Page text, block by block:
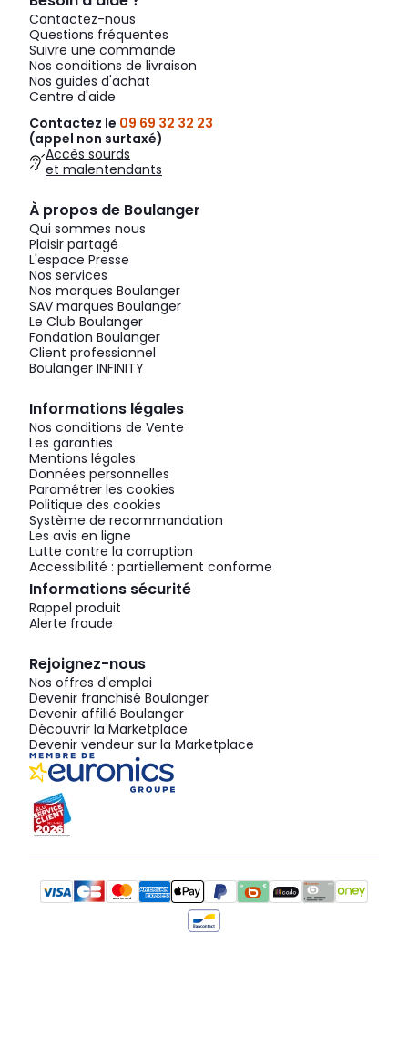
Contactez-nous
Questions fréquentes
Suivre une commande
Nos conditions de livraison
Nos guides d'achat
Centre d'aide
Contactez le 09 69 32 32 23
(appel non surtaxé)
Accès sourds
et malentendants
À propos de Boulanger
Qui sommes nous
Plaisir partagé
L'espace Presse
Nos services
Nos marques Boulanger
SAV marques Boulanger
Le Club Boulanger
Fondation Boulanger
Client professionnel
Boulanger INFINITY
Informations légales
Nos conditions de Vente
Les garanties
Mentions légales
Données personnelles
Paramétrer les cookies
Politique des cookies
Système de recommandation
Les avis en ligne
Lutte contre la corruption
Accessibilité : partiellement conforme
Informations sécurité
Rappel produit
Alerte fraude
Rejoignez-nous
Nos offres d'emploi
Devenir franchisé Boulanger
Devenir affilié Boulanger
Découvrir la Marketplace
Devenir vendeur sur la Marketplace